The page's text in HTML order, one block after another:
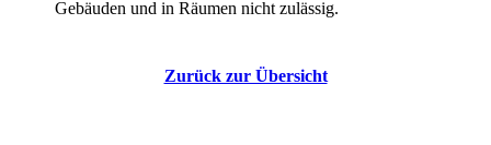
Gebäuden und in Räumen nicht zulässig.
Zurück zur Übersicht